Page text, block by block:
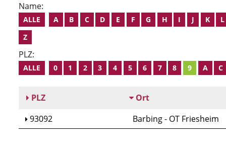
Name:
ALLE A B C D E F G H I J K L
Z
PLZ:
ALLE 0 1 2 3 4 5 6 7 8 9 A C
PLZ Ort
93092
Barbing - OT Friesheim